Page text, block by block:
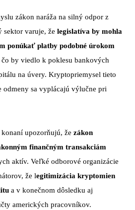
zákon naráža na silný odpor z
sektor varuje, že legislatíva by mohla
ponúkať platby podobné úrokom
čo by viedlo k poklesu bankových
na úvery. Kryptopriemysel tieto
odmeny sa vyplácajú výlučne pri
upozorňujú, že zákon
finančným transakciám
aktív. Veľké odborové organizácie
že legitimizácia kryptomien
a v konečnom dôsledku aj
amerických pracovníkov.